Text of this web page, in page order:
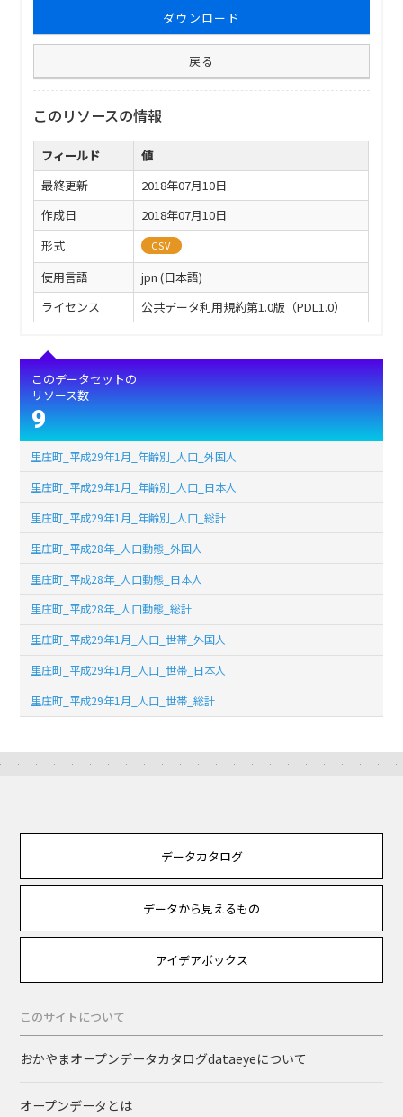
ダウンロード
戻る
このリソースの情報
フィールド
値
最終更新
2018年07月10日
作成日
2018年07月10日
形式
CSV
使用言語
jpn (日本語)
ライセンス
公共データ利用規約第1.0版（PDL1.0）
このデータセットの
リソース数
9
里庄町_平成29年1月_年齢別_人口_外国人
里庄町_平成29年1月_年齢別_人口_日本人
里庄町_平成29年1月_年齢別_人口_総計
里庄町_平成28年_人口動態_外国人
里庄町_平成28年_人口動態_日本人
里庄町_平成28年_人口動態_総計
里庄町_平成29年1月_人口_世帯_外国人
里庄町_平成29年1月_人口_世帯_日本人
里庄町_平成29年1月_人口_世帯_総計
データカタログ
データから見えるもの
アイデアボックス
このサイトについて
おかやまオープンデータカタログdataeyeについて
オープンデータとは